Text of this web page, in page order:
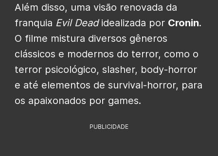
Além disso, uma visão renovada da
franquia Evil Deadidealizada por Cronin.
O filme mistura diversos gêneros
clássicos e modernos do terror, como o
terror psicológico, slasher, body-horror
e até elementos de survival-horror, para
os apaixonados por games.
PUBLICIDADE